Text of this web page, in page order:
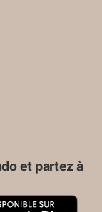
et partez à
G